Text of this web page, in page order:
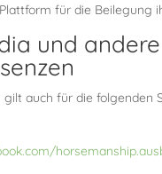
für die Beilegung
und andere
auch für die folgenden